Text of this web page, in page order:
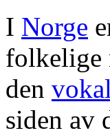
I Norge
folkelige
den
siden av